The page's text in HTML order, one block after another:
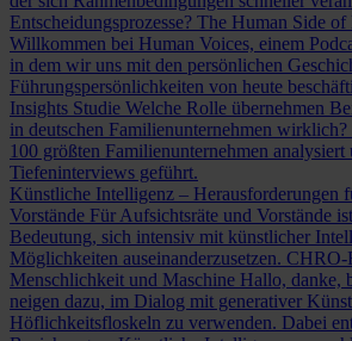
Entscheidungsprozesse? The Human Side of
Willkommen bei Human Voices, einem
in dem wir uns mit den persönlichen
Führungspersönlichkeiten von heute
Insights Studie Welche Rolle übernehmen
in deutschen Familienunternehmen
100 größten Familienunternehmen
Tiefeninterviews geführt.
Künstliche Intelligenz – Herausforderungen
Vorstände Für Aufsichtsräte und Vorstände
Bedeutung, sich intensiv mit künstlicher
Möglichkeiten auseinanderzusetzen. CHRO-
Menschlichkeit und Maschine Hallo, danke,
neigen dazu, im Dialog mit generativer
Höflichkeitsfloskeln zu verwenden. Dabei